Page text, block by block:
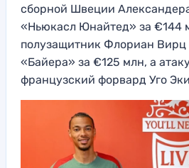
сборной Швеции
«Ньюкасл Юнайтед» за €144
полузащитник Флориан Вирц
«Байера» за €125 млн, а
французский форвард Уго